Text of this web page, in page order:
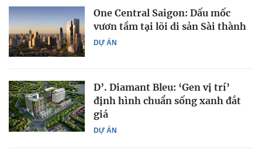
DỰ ÁN
One Central Saigon: Dấu mốc
vươn tầm tại lõi di sản Sài thành
DỰ ÁN
D’. Diamant Bleu: ‘Gen vị trí’
định hình chuẩn sống xanh đắt
giá